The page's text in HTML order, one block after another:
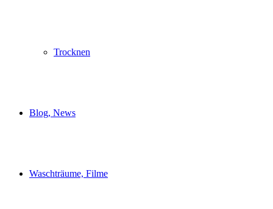
Trocknen
Blog, News
Waschträume, Filme